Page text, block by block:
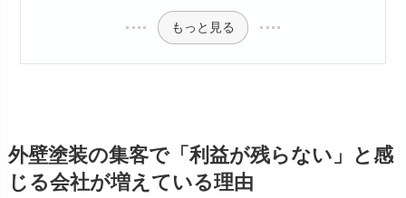
もっと見る
外壁塗装の集客で「利益が残らない」と感
じる会社が増えている理由